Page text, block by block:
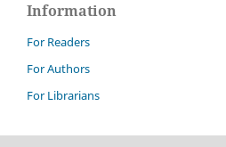
Information
For Readers
For Authors
For Librarians